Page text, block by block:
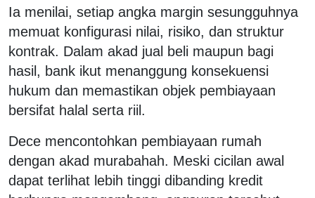
Ia menilai, setiap angka margin sesungguhnya
memuat konfigurasi nilai, risiko, dan struktur
kontrak. Dalam akad jual beli maupun bagi
hasil, bank ikut menanggung konsekuensi
hukum dan memastikan objek pembiayaan
bersifat halal serta riil.
Dece mencontohkan pembiayaan rumah
dengan akad murabahah. Meski cicilan awal
dapat terlihat lebih tinggi dibanding kredit